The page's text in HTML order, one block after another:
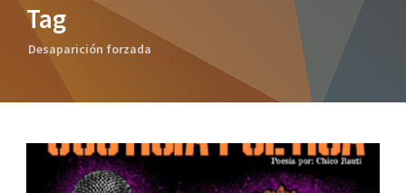
Tag
Desaparición forzada